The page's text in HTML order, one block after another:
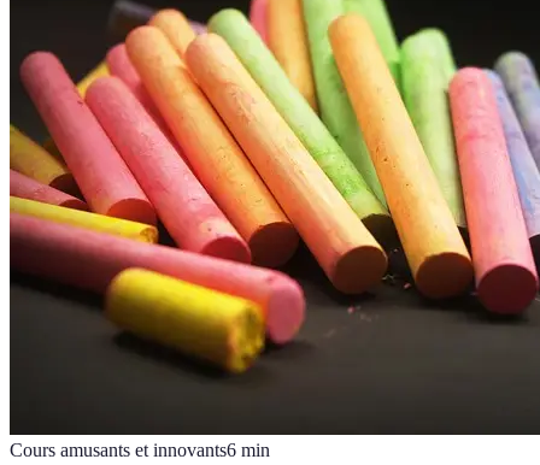
Cours amusants et innovants6 min